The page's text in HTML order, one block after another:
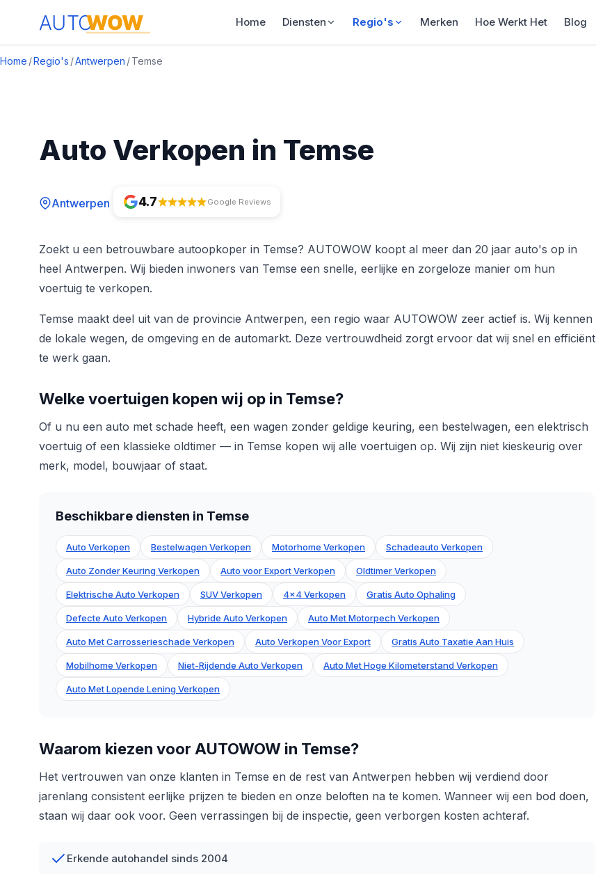
Home Diensten Regio's Merken Hoe Werkt Het Blog
Home /Regio's /Antwerpen /Temse
Auto Verkopen in Temse
Antwerpen 4.7 Google Reviews
Zoekt u een betrouwbare autoopkoper in Temse? AUTOWOW koopt al meer dan 20 jaar auto's op in
heel Antwerpen. Wij bieden inwoners van Temse een snelle, eerlijke en zorgeloze manier om hun
voertuig te verkopen.
Temse maakt deel uit van de provincie Antwerpen, een regio waar AUTOWOW zeer actief is. Wij kennen
de lokale wegen, de omgeving en de automarkt. Deze vertrouwdheid zorgt ervoor dat wij snel en efficiënt
te werk gaan.
Welke voertuigen kopen wij op in Temse?
Of u nu een auto met schade heeft, een wagen zonder geldige keuring, een bestelwagen, een elektrisch
voertuig of een klassieke oldtimer — in Temse kopen wij alle voertuigen op. Wij zijn niet kieskeurig over
merk, model, bouwjaar of staat.
Beschikbare diensten in Temse
Auto Verkopen Bestelwagen Verkopen Motorhome Verkopen Schadeauto Verkopen
Auto Zonder Keuring Verkopen Auto voor Export Verkopen Oldtimer Verkopen
Elektrische Auto Verkopen SUV Verkopen 4x4 Verkopen Gratis Auto Ophaling
Defecte Auto Verkopen Hybride Auto Verkopen Auto Met Motorpech Verkopen
Auto Met Carrosserieschade Verkopen Auto Verkopen Voor Export Gratis Auto Taxatie Aan Huis
Mobilhome Verkopen Niet-Rijdende Auto Verkopen Auto Met Hoge Kilometerstand Verkopen
Auto Met Lopende Lening Verkopen
Waarom kiezen voor AUTOWOW in Temse?
Het vertrouwen van onze klanten in Temse en de rest van Antwerpen hebben wij verdiend door
jarenlang consistent eerlijke prijzen te bieden en onze beloften na te komen. Wanneer wij een bod doen,
staan wij daar ook voor. Geen verrassingen bij de inspectie, geen verborgen kosten achteraf.
Erkende autohandel sinds 2004